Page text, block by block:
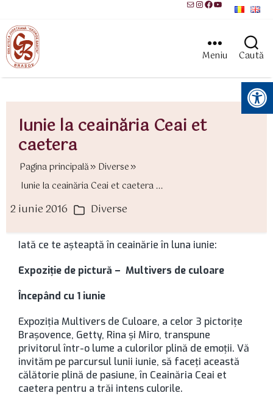
MailInstagram
Facebook
YouTube
Meniu Caută
Instrumente pentru accesibilitate
Iunie la ceainăria Ceai et
caetera
Pagina principală
Diverse
Iunie la ceainăria Ceai et caetera ...
2 iunie 2016 Categorii
Diverse
Iată ce te aşteaptă în ceainărie în luna iunie:
Expoziţie de pictură – Multivers de culoare
Începând cu 1 iunie
Expoziția Multivers de Culoare, a celor 3 pictorițe
Brașovence, Getty, Rina și Miro, transpune
privitorul într-o lume a culorilor plină de emoții. Vă
invităm pe parcursul lunii iunie, să faceți această
călătorie plină de pasiune, în Ceainăria Ceai et
caetera pentru a trăi intens culorile.